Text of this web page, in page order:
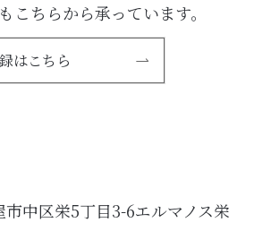
こちらから承っています。
はこちら
中区栄5丁目3-6エルマノス栄